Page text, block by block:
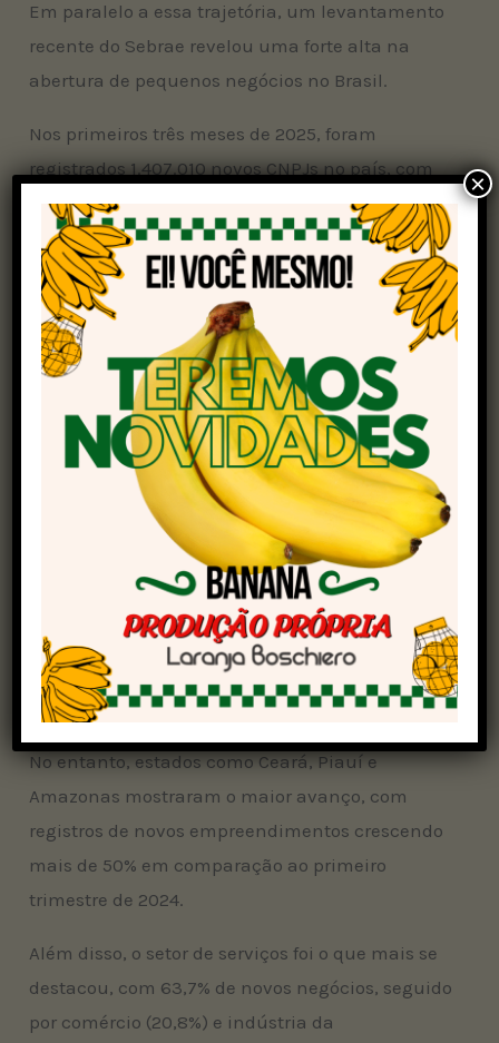
Em paralelo a essa trajetória, um levantamento
recente do Sebrae revelou uma forte alta na
abertura de pequenos negócios no Brasil.
Nos primeiros três meses de 2025, foram
registrados 1.407.010 novos CNPJs no país, com
destaque para os microempreendedores
individuais (MEIs), que representaram 78% do
total.
Ocrescimento de MEIsno Brasil foi significativo,
com um aumento de 35% no primeiro trimestre
de 2025 em comparação com o mesmo período
de 2024.
O crescimento também foi notável entre as
micro e pequenas empresas, que tiveram uma
Entre as regiões, o Sudeste, Sul e Nordeste
lideraram na abertura de pequenos negócios,
com São Paulo (28,6%), Minas Gerais (10,9%) e
Rio de Janeiro (7,8%) se destacando.
No entanto, estados como Ceará, Piauí e
Amazonas mostraram o maior avanço, com
registros de novos empreendimentos crescendo
mais de 50% em comparação ao primeiro
trimestre de 2024.
Além disso, o setor de serviços foi o que mais se
destacou, com 63,7% de novos negócios, seguido
por comércio (20,8%) e indústria da
×